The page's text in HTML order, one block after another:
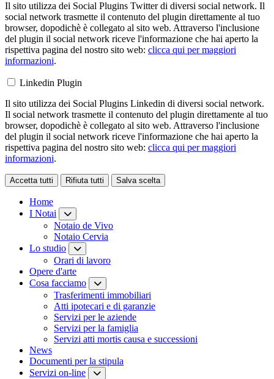
Il sito utilizza dei Social Plugins Twitter di diversi social network. Il
social network trasmette il contenuto del plugin direttamente al tuo
browser, dopodichè è collegato al sito web. Attraverso l'inclusione
del plugin il social network riceve l'informazione che hai aperto la
rispettiva pagina del nostro sito web: clicca qui per maggiori
informazioni.
Linkedin Plugin
Il sito utilizza dei Social Plugins Linkedin di diversi social network.
Il social network trasmette il contenuto del plugin direttamente al tuo
browser, dopodichè è collegato al sito web. Attraverso l'inclusione
del plugin il social network riceve l'informazione che hai aperto la
rispettiva pagina del nostro sito web: clicca qui per maggiori
informazioni.
Accetta tutti Rifiuta tutti Salva scelta
Home
I Notai
Notaio de Vivo
Notaio Cervia
Lo studio
Orari di lavoro
Opere d'arte
Cosa facciamo
Trasferimenti immobiliari
Atti ipotecari e di garanzie
Servizi per le aziende
Servizi per la famiglia
Servizi atti mortis causa e successioni
News
Documenti per la stipula
Servizi on-line